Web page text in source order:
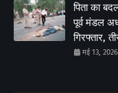
पिता का
पूर्व मंडल
गिरफ्तार,
मई 13, 2026